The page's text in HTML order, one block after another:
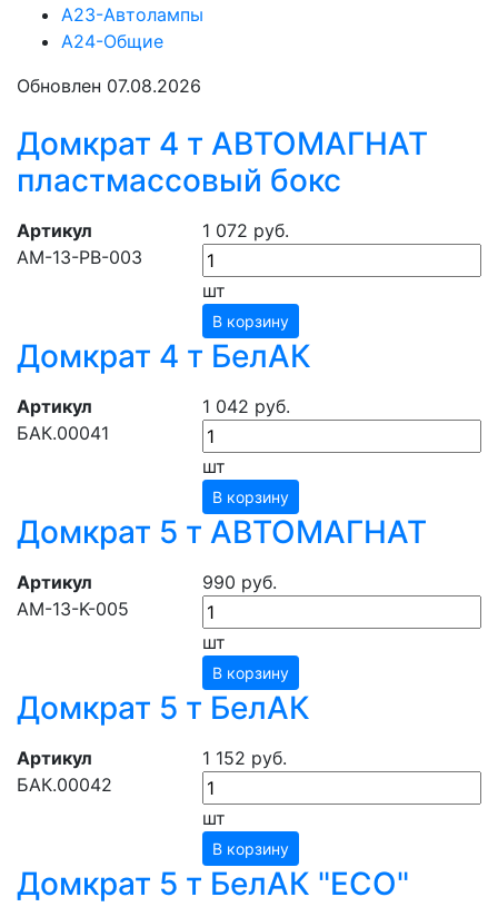
А23-Автолампы
А24-Общие
Обновлен 07.08.2026
Домкрат 4 т АВТОМАГНАТ
пластмассовый бокс
Артикул
АМ-13-PB-003
1 072 руб.
шт
В корзину
Домкрат 4 т БелАК
Артикул
БАК.00041
1 042 руб.
шт
В корзину
Домкрат 5 т АВТОМАГНАТ
Артикул
АМ-13-K-005
990 руб.
шт
В корзину
Домкрат 5 т БелАК
Артикул
БАК.00042
1 152 руб.
шт
В корзину
Домкрат 5 т БелАК "ЕСО"